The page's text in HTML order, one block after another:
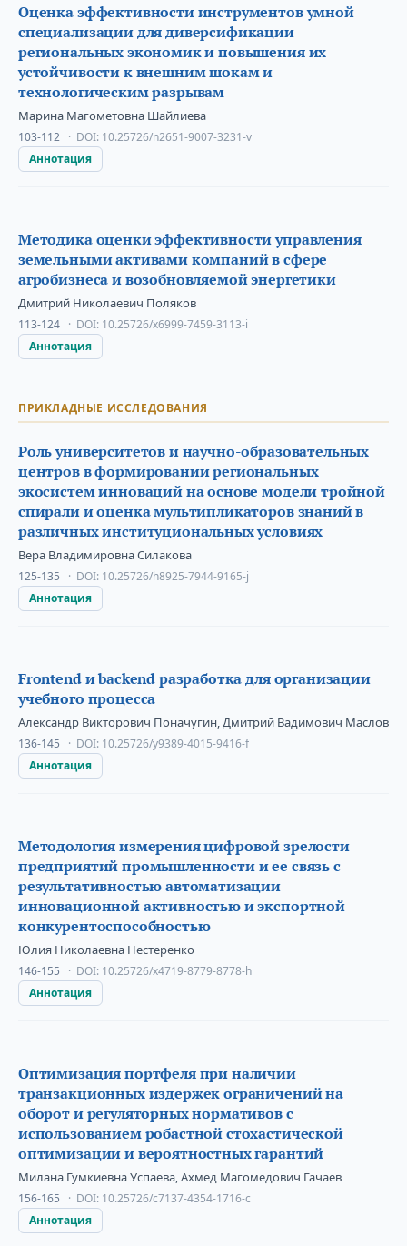
Оценка эффективности инструментов умной
специализации для диверсификации
региональных экономик и повышения их
устойчивости к внешним шокам и
технологическим разрывам
Марина Магометовна Шайлиева
103-112 DOI: 10.25726/n2651-9007-3231-v
Аннотация
Методика оценки эффективности управления
земельными активами компаний в сфере
агробизнеса и возобновляемой энергетики
Дмитрий Николаевич Поляков
113-124 DOI: 10.25726/x6999-7459-3113-i
Аннотация
ПРИКЛАДНЫЕ ИССЛЕДОВАНИЯ
Роль университетов и научно-образовательных
центров в формировании региональных
экосистем инноваций на основе модели тройной
спирали и оценка мультипликаторов знаний в
различных институциональных условиях
Вера Владимировна Силакова
125-135 DOI: 10.25726/h8925-7944-9165-j
Аннотация
Frontend и backend разработка для организации
учебного процесса
Александр Викторович Поначугин, Дмитрий Вадимович Маслов
136-145 DOI: 10.25726/y9389-4015-9416-f
Аннотация
Методология измерения цифровой зрелости
предприятий промышленности и ее связь с
результативностью автоматизации
инновационной активностью и экспортной
конкурентоспособностью
Юлия Николаевна Нестеренко
146-155 DOI: 10.25726/x4719-8779-8778-h
Аннотация
Оптимизация портфеля при наличии
транзакционных издержек ограничений на
оборот и регуляторных нормативов с
использованием робастной стохастической
оптимизации и вероятностных гарантий
Милана Гумкиевна Успаева, Ахмед Магомедович Гачаев
156-165 DOI: 10.25726/c7137-4354-1716-c
Аннотация